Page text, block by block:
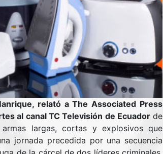
relató a The Associated Press
al canal TC Televisión de Ecuador de
largas, cortas y explosivos que
jornada precedida por una secuencia